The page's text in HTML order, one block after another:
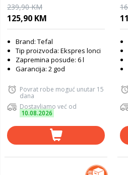
239,90 KM
125,90 KM
Brand: Tefal
Tip proizvoda: Ekspres lonci
Zapremina posude: 6 l
Garancija: 2 god
Povrat robe moguć unutar 15
dana
Dostavljamo već od
10.08.2026